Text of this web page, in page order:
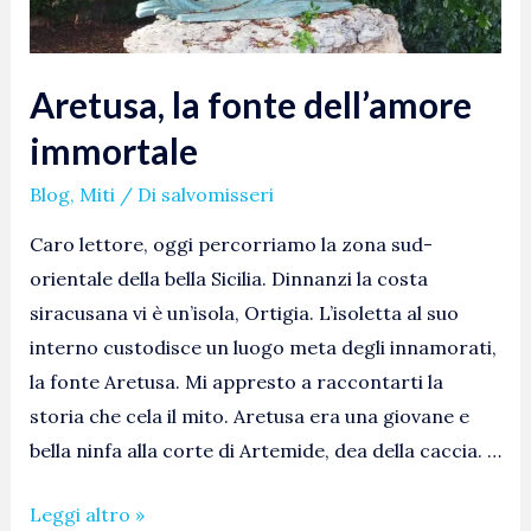
Aretusa, la fonte dell’amore
immortale
Blog, Miti / Di salvomisseri
Caro lettore, oggi percorriamo la zona sud-
orientale della bella Sicilia. Dinnanzi la costa
siracusana vi è un’isola, Ortigia. L’isoletta al suo
interno custodisce un luogo meta degli innamorati,
la fonte Aretusa. Mi appresto a raccontarti la
storia che cela il mito. Aretusa era una giovane e
bella ninfa alla corte di Artemide, dea della caccia. …
Leggi altro »